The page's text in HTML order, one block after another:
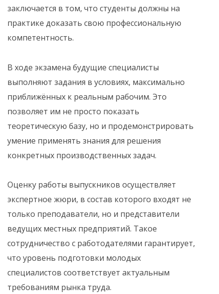
заключается в том, что студенты должны на
практике доказать свою профессиональную
компетентность.
В ходе экзамена будущие специалисты
выполняют задания в условиях, максимально
приближённых к реальным рабочим. Это
позволяет им не просто показать
теоретическую базу, но и продемонстрировать
умение применять знания для решения
конкретных производственных задач.
Оценку работы выпускников осуществляет
экспертное жюри, в состав которого входят не
только преподаватели, но и представители
ведущих местных предприятий. Такое
сотрудничество с работодателями гарантирует,
что уровень подготовки молодых
специалистов соответствует актуальным
требованиям рынка труда.